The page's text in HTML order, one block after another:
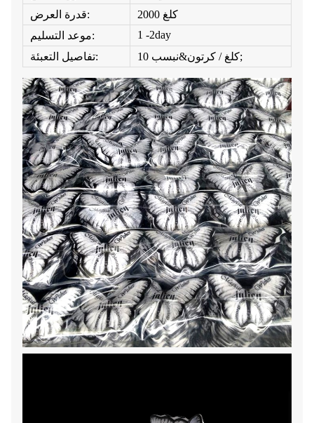
قدرة العرض:
2000 كلغ
موعد التسليم:
1 -2day
تفاصيل التعبئة:
10 كلغ / كرتون&نبسب;